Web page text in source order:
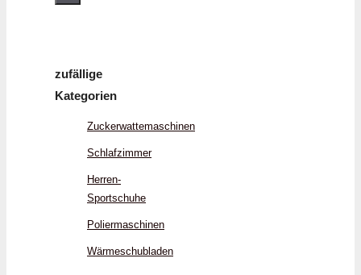
zufällige
Kategorien
Zuckerwattemaschinen
Schlafzimmer
Herren-
Sportschuhe
Poliermaschinen
Wärmeschubladen